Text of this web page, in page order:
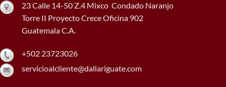
23 Calle 14-50 Z.4 Mixco Condado Naranjo
Torre II Proyecto Crece Oficina 902
Guatemala C.A.
+502 23723026
servicioalcliente@dallariguate.com